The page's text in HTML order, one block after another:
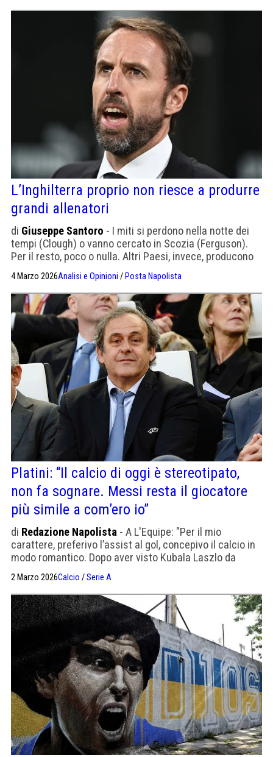
L’Inghilterra proprio non riesce a produrre
grandi allenatori
di Giuseppe Santoro - I miti si perdono nella notte dei
tempi (Clough) o vanno cercato in Scozia (Ferguson).
Per il resto, poco o nulla. Altri Paesi, invece, producono
4 Marzo 2026Analisi e Opinioni / Posta Napolista
Platini: “Il calcio di oggi è stereotipato,
non fa sognare. Messi resta il giocatore
più simile a com’ero io”
di Redazione Napolista - A L'Equipe: "Per il mio
carattere, preferivo l’assist al gol, concepivo il calcio in
modo romantico. Dopo aver visto Kubala Laszlo da
indovinare i movimenti dei miei compagni".
2 Marzo 2026Calcio /Serie A